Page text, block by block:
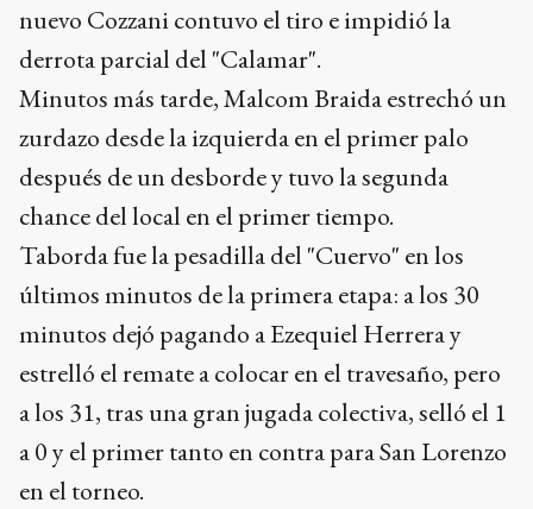
nuevo Cozzani contuvo el tiro e impidió la
derrota parcial del "Calamar".
Minutos más tarde, Malcom Braida estrechó un
zurdazo desde la izquierda en el primer palo
después de un desborde y tuvo la segunda
chance del local en el primer tiempo.
Taborda fue la pesadilla del "Cuervo" en los
últimos minutos de la primera etapa: a los 30
minutos dejó pagando a Ezequiel Herrera y
estrelló el remate a colocar en el travesaño, pero
a los 31, tras una gran jugada colectiva, selló el 1
a 0 y el primer tanto en contra para San Lorenzo
en el torneo.